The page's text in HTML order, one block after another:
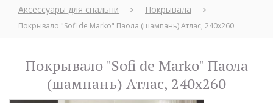
Аксессуары для спальни > Покрывала
>
Покрывало "Sofi de Marko" Паола (шампань) Атлас, 240х260
Покрывало "Sofi de Marko" Паола
(шампань) Атлас, 240х260